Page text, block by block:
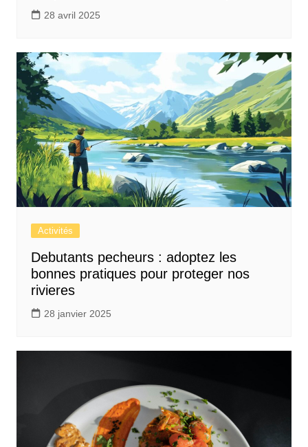
28 avril 2025
Activités
Debutants pecheurs : adoptez les
bonnes pratiques pour proteger nos
rivieres
28 janvier 2025